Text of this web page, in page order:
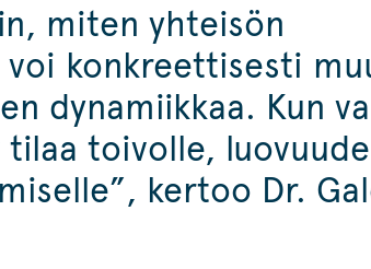
miten yhteisön
konkreettisesti
dynamiikkaa. Kun
tilaa toivolle,
kertoo Dr.